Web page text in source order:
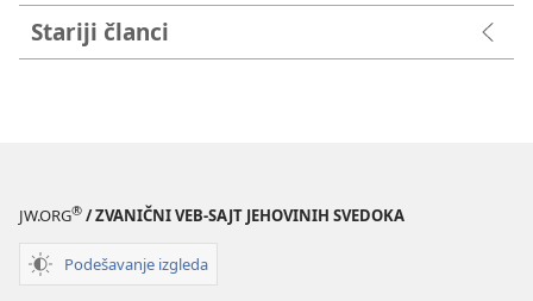
Stariji članci
JW.ORG® / ZVANIČNI VEB-SAJT JEHOVINIH SVEDOKA
Podešavanje izgleda